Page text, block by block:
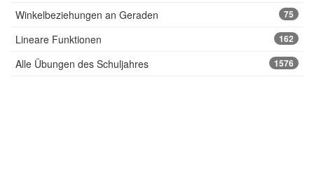
Winkelbeziehungen an Geraden 75
Lineare Funktionen 162
Alle Übungen des Schuljahres 1576